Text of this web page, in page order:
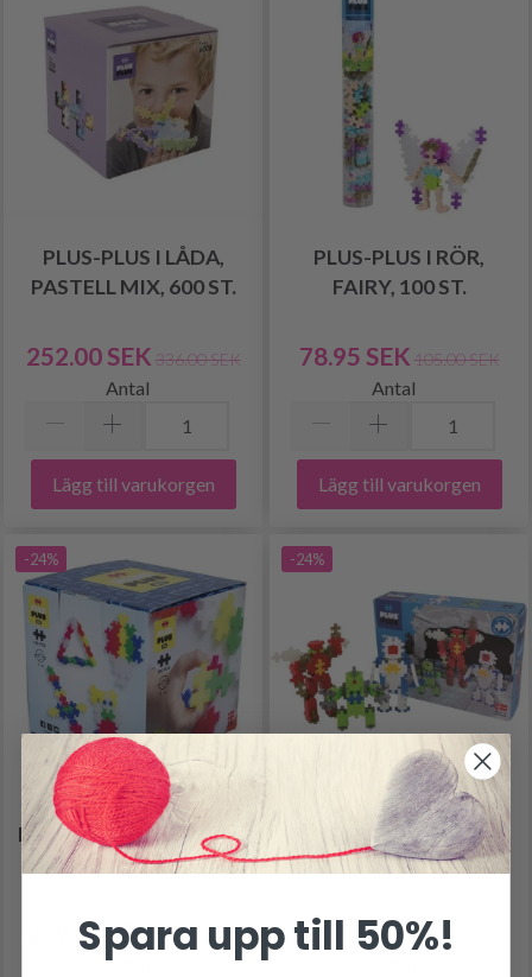
PLUS-PLUS I LÅDA,
PASTELL MIX, 600 ST.
252.00 SEK 336.00 SEK
Antal
Lägg till varukorgen
PLUS-PLUS I RÖR,
FAIRY, 100 ST.
78.95 SEK 105.00 SEK
Antal
Lägg till varukorgen
-24%
PLUS-PLUS STOR NEON
MIX, 100 ST.
259.00 SEK 345.00 SEK
Antal
-24%
PLUS-PLUS ROBOTAR,
170 ST.
93.95 SEK125.00 SEK
Spara upp till 50%!